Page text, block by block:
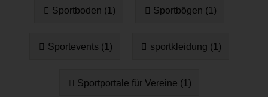
Sportboden (1) Sportbögen (1)
Sportevents (1) sportkleidung (1)
Sportportale für Vereine (1)